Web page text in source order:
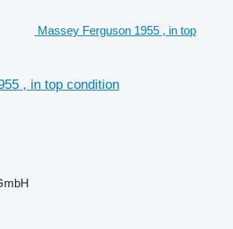
Massey Ferguson 1955 , in top
, in top condition